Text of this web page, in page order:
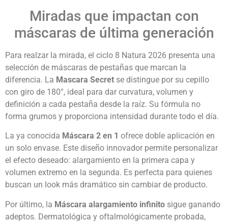
Miradas que impactan con
máscaras de última generación
Para realzar la mirada, el ciclo 8 Natura 2026 presenta una
selección de máscaras de pestañas que marcan la
diferencia. La Mascara Secret se distingue por su cepillo
con giro de 180°, ideal para dar curvatura, volumen y
definición a cada pestaña desde la raíz. Su fórmula no
forma grumos y proporciona intensidad durante todo el día.
La ya conocida Máscara 2 en 1 ofrece doble aplicación en
un solo envase. Este diseño innovador permite personalizar
el efecto deseado: alargamiento en la primera capa y
volumen extremo en la segunda. Es perfecta para quienes
buscan un look más dramático sin cambiar de producto.
Por último, la Máscara alargamiento infinito sigue ganando
adeptos. Dermatológica y oftalmológicamente probada,